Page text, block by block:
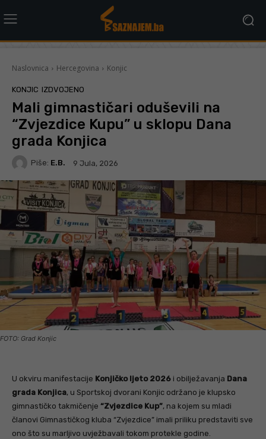
Naslovnica Hercegovina Konjic
KONJIC IZDVOJENO
Mali gimnastičari oduševili na
“Zvjezdice Kupu” u sklopu Dana
grada Konjica
Piše: E.B. 9 Jula, 2026
FOTO: Grad Konjic
U okviru manifestacije Konjičko ljeto 2026 i obilježavanja Dana
grada Konjica, u Sportskoj dvorani Konjic održano je klupsko
gimnastičko takmičenje “Zvjezdice Kup”, na kojem su mladi
članovi Gimnastičkog kluba “Zvjezdice” imali priliku predstaviti sve
ono što su marljivo uvježbavali tokom protekle godine.